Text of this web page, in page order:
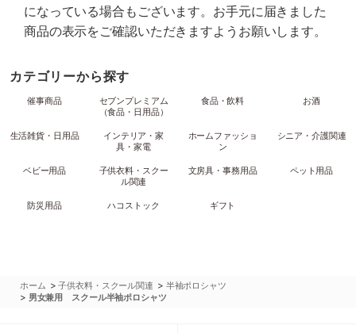
になっている場合もございます。お手元に届きました
商品の表示をご確認いただきますようお願いします。
カテゴリーから探す
催事商品
セブンプレミアム
（食品・日用品）
食品・飲料 お酒
生活雑貨・日用品
インテリア・家
具・家電
ホームファッショ
ン
シニア・介護関連
ベビー用品
子供衣料・スクー
ル関連
文房具・事務用品 ペット用品
防災用品 ハコストック ギフト
ホーム >子供衣料・スクール関連 > 半袖ポロシャツ
> 男女兼用 スクール半袖ポロシャツ